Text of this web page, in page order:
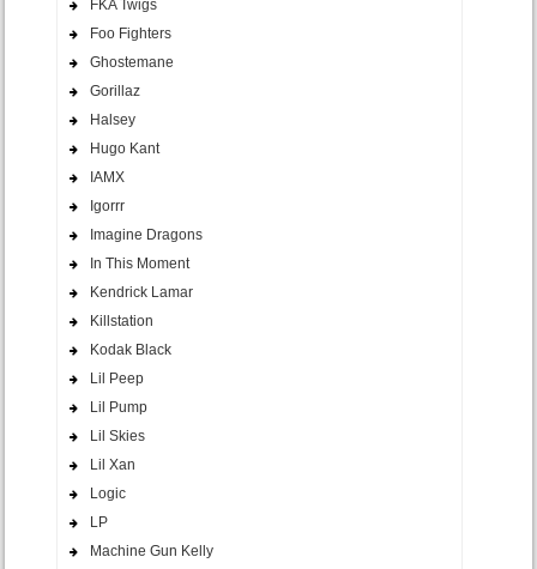
FKA Twigs
Foo Fighters
Ghostemane
Gorillaz
Halsey
Hugo Kant
IAMX
Igorrr
Imagine Dragons
In This Moment
Kendrick Lamar
Killstation
Kodak Black
Lil Peep
Lil Pump
Lil Skies
Lil Xan
Logic
LP
Machine Gun Kelly